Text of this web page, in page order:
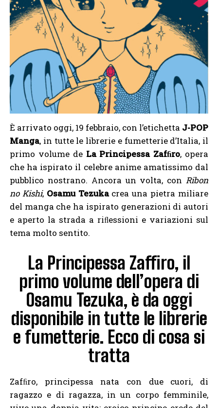
È arrivato oggi, 19 febbraio, con l’etichetta J-POP
Manga, in tutte le librerie e fumetterie d’Italia, il
primo volume de La Principessa Zafﬁro, opera
che ha ispirato il celebre anime amatissimo dal
pubblico nostrano. Ancora un volta, con Ribon
no Kishi, Osamu Tezukacrea una pietra miliare
del manga che ha ispirato generazioni di autori
e aperto la strada a riﬂessioni e variazioni sul
tema molto sentito.
La Principessa Zaffiro, il
primo volume dell’opera di
Osamu Tezuka, è da oggi
disponibile in tutte le librerie
e fumetterie. Ecco di cosa si
tratta
Zafﬁro, principessa nata con due cuori, di
ragazzo e di ragazza, in un corpo femminile,